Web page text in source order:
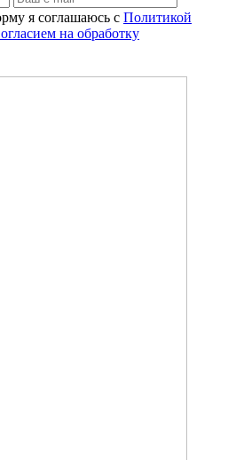
я соглашаюсь с Политикой
на обработку